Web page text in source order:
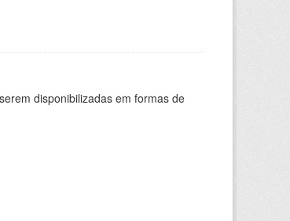
disponibilizadas em formas de